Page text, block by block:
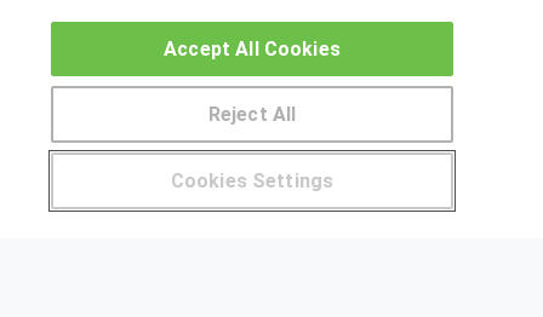
Pide más información al centro
¿Tienes alguna duda? 900 264 357
Muro de los idiomas
Hablemos de empleo
CENTROS DE FORMACIÓN
Publicar cursos
Cookies Settings
Reject All
Accept All Cookies